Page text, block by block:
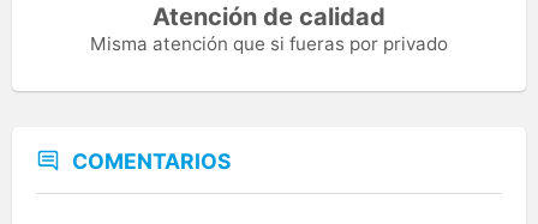
Atención de calidad
Misma atención que si fueras por privado
COMENTARIOS